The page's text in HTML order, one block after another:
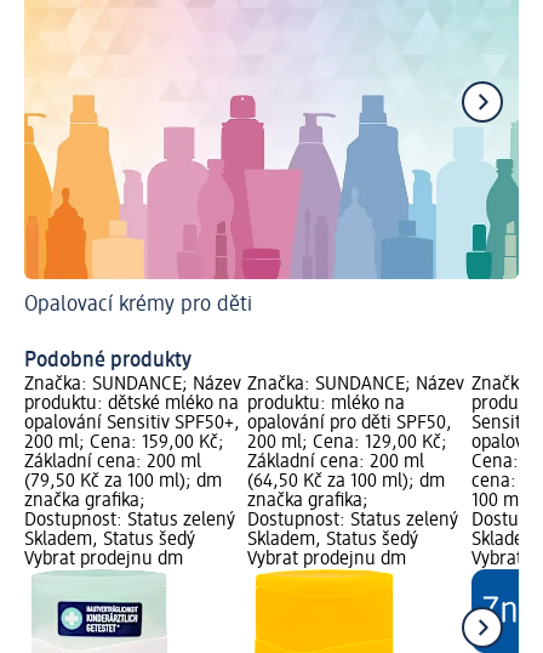
Opalovací krémy pro děti
Podobné produkty
Značka: SUNDANCE; Název
produktu: dětské mléko na
opalování Sensitiv SPF50+,
200 ml; Cena: 159,00 Kč;
Základní cena: 200 ml
(79,50 Kč za 100 ml); dm
značka grafika;
Dostupnost: Status zelený
Skladem, Status šedý
Vybrat prodejnu dm
Značka: SUNDANCE; Název
produktu: mléko na
opalování pro děti SPF50,
200 ml; Cena: 129,00 Kč;
Základní cena: 200 ml
(64,50 Kč za 100 ml); dm
značka grafika;
Dostupnost: Status zelený
Skladem, Status šedý
Vybrat prodejnu dm
Značka:
Sensitiv
Cena:
cena:
100 ml);
Vybrat